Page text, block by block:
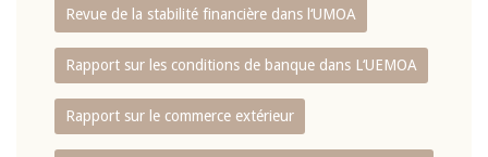
Revue de la stabilité financière dans l‘UMOA
Rapport sur les conditions de banque dans L‘UEMOA
Rapport sur le commerce extérieur